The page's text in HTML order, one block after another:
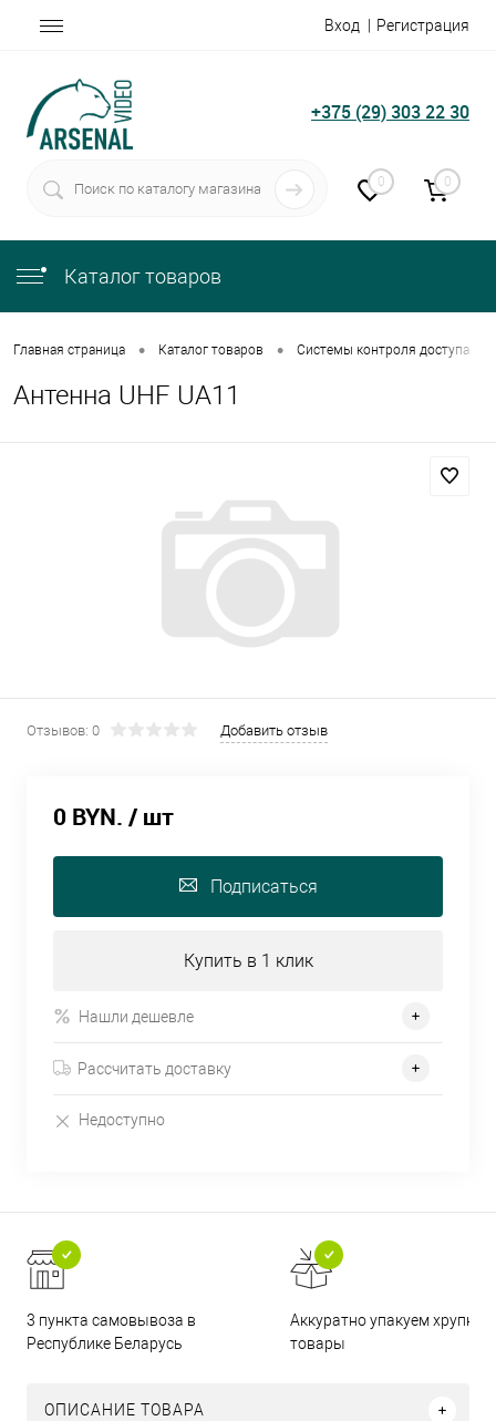
Вход Регистрация
+375 (29) 303 22 30
0 0
Каталог товаров
Главная страница • Каталог товаров • Системы контроля доступа
Антенна UHF UA11
Отзывов: 0 Добавить отзыв
0 BYN. / шт
Подписаться
Купить в 1 клик
Нашли дешевле
Рассчитать доставку
Недоступно
3 пункта самовывоза в
Республике Беларусь
Аккуратно упакуем хрупкие
товары
ОПИСАНИЕ ТОВАРА